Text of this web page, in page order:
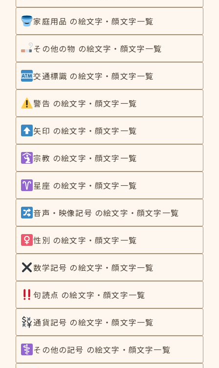
家庭用品 の絵文字・顔文字一覧
その他の物 の絵文字・顔文字一覧
交通標識 の絵文字・顔文字一覧
警告 の絵文字・顔文字一覧
矢印 の絵文字・顔文字一覧
宗教 の絵文字・顔文字一覧
星座 の絵文字・顔文字一覧
音声・映像記号 の絵文字・顔文字一覧
性別 の絵文字・顔文字一覧
数学記号 の絵文字・顔文字一覧
句読点 の絵文字・顔文字一覧
通貨記号 の絵文字・顔文字一覧
その他の記号 の絵文字・顔文字一覧